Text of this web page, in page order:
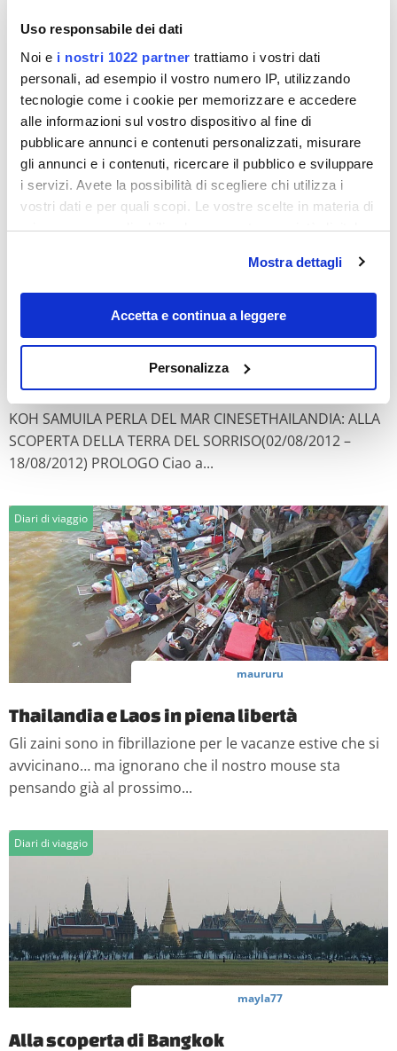
Uso responsabile dei dati
Noi e i nostri 1022 partner trattiamo i vostri dati
personali, ad esempio il vostro numero IP, utilizzando
tecnologie come i cookie per memorizzare e accedere
alle informazioni sul vostro dispositivo al fine di
pubblicare annunci e contenuti personalizzati, misurare
gli annunci e i contenuti, ricercare il pubblico e sviluppare
i servizi. Avete la possibilità di scegliere chi utilizza i
vostri dati e per quali scopi. Le vostre scelte in materia di
privacy sono applicabili solo su questa proprietà digitale
modificare o revocare il proprio consenso in qualsiasi
momento dalla Dichiarazione sui cookie o facendo clic
sull'icona di attivazione della privacy.
raccogliere informazioni sulla tua posizione
geografica, con un'approssimazione di qualche
metro,
Identificare il tuo dispositivo, scansionandolo
attivamente alla ricerca di caratteristiche specifiche
Approfondisci come vengono elaborati i tuoi dati personali
e imposta le tue preferenze nellasezione dettagli. Puoi
modificare o ritirare il tuo consenso in qualsiasi momento
dalla Dichiarazione sui cookie.
Utilizziamo i cookie per personalizzare contenuti ed
annunci, per fornire funzionalità dei social media e per
analizzare il nostro traffico. Condividiamo inoltre
informazioni sul modo in cui utilizzi il nostro sito con i
pubblicità e social media, i quali potrebbero combinarle
con altre informazioni che hai fornito loro o che hanno
raccolto dal tuo utilizzo dei loro servizi.
Mostra dettagli
Accetta e continua a leggere
Personalizza
A spasso per la Thailandia
11-12 giugno 2013 Poco dopo le 19 siamo in aeroporto a
Malpensa pronti per la nostra nuova avventura. La
Thailandia ci aspetta! Per fortuna...
Diari di viaggio
Luanella
Koh Samui: la perla del Mar Cinese
KOH SAMUILA PERLA DEL MAR CINESETHAILANDIA: ALLA
SCOPERTA DELLA TERRA DEL SORRISO(02/08/2012 –
18/08/2012) PROLOGO Ciao a...
Diari di viaggio
maururu
Thailandia e Laos in piena libertà
Gli zaini sono in fibrillazione per le vacanze estive che si
avvicinano… ma ignorano che il nostro mouse sta
pensando già al prossimo...
Diari di viaggio
mayla77
Alla scoperta di Bangkok